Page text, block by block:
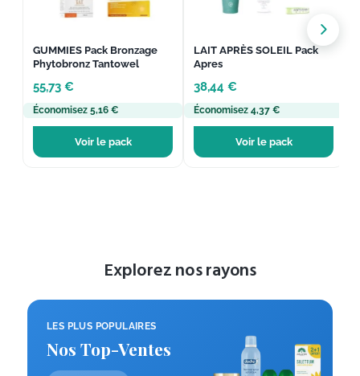
GUMMIES Pack Bronzage
Phytobronz Tantowel
55,73 €
Économisez 5,16 €
Voir le pack
LAIT APRÈS SOLEIL Pack
Apres
38,44 €
Économisez 4,37 €
Voir le pack
Explorez nos rayons
LES PLUS POPULAIRES
Nos Top-Ventes